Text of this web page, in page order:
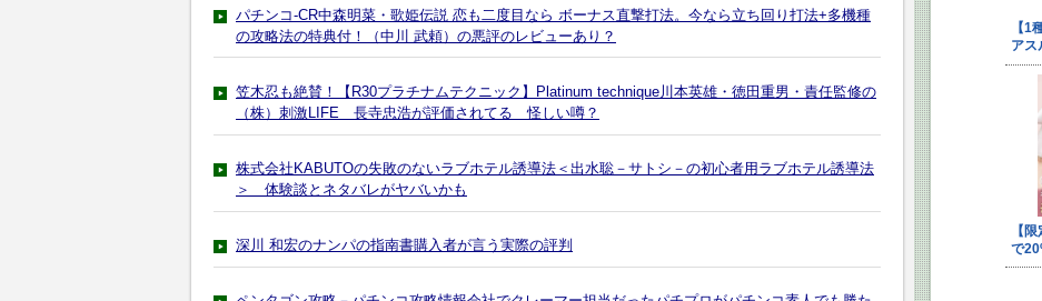
パチンコ-CR中森明菜・歌姫伝説 恋も二度目なら ボーナス直撃打法。今なら立ち回り打法+多機種
の攻略法の特典付！（中川 武頼）の悪評のレビューあり？
笠木忍も絶賛！【R30プラチナムテクニック】Platinum technique川本英雄・徳田重男・責任監修の
（株）刺激LIFE 長寺忠浩が評価されてる 怪しい噂？
株式会社KABUTOの失敗のないラブホテル誘導法＜出水聡－サトシ－の初心者用ラブホテル誘導法
＞ 体験談とネタバレがヤバいかも
深川 和宏のナンパの指南書購入者が言う実際の評判